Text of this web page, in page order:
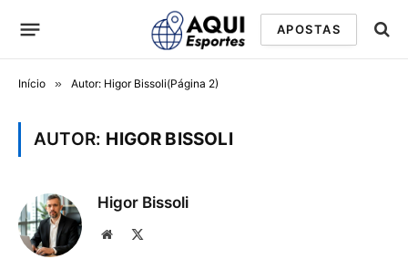
APOSTAS
Início » Autor: Higor Bissoli(Página 2)
AUTOR: HIGOR BISSOLI
Higor Bissoli
Site